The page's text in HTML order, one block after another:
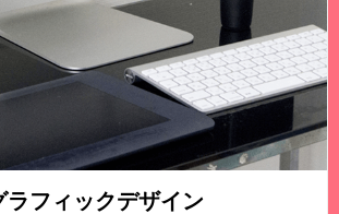
ラフィックデザイン